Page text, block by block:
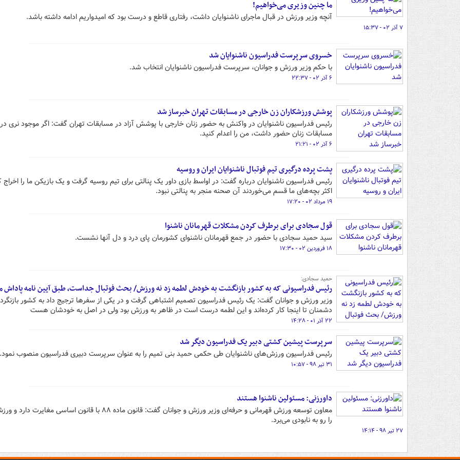
ما چنین وزیری می‌خواهیم!
آنچه وزیر ورزش در قبال ماجرای ناشنوایان داشت، رفتاری قاطع و درست بود که امیدواریم ادامه داشته باشد.
۷ آذر ۰۲ - ۱۵:۳۷
خسروی سرپرست فدراسیون ناشنوایان شد
با حکم وزیر ورزش و جوانان، سرپرست فدراسیون ناشنوایان انتخاب شد.
۶ آذر ۰۲ - ۲۲:۳۷
پوشش ورزشکاران زن خارجی در مسابقات تهران خبرساز شد
رئیس فدراسیون ناشنوایان در واکنش به حضور زنان خارجی با پوشش آزاد در مسابقات تهران گفت: اگر موجود نری در
مسابقات زنان حضور داشت، من را اعدام کنید.
۶ آذر ۰۲ - ۲۱:۲۱
پشت پرده درگیری تیم فوتبال ناشنوایان ایران و روسیه
رئیس فدراسیون ناشنوایان درباره گفت: در اواسط بازی داور یک پنالتی برای تیم روسیه گرفت و یک بازیکن ما را اخراج
اکثر بچه‌های ما قسم می‌خوردند آن صحنه منجر به پنالتی نبود.
۱۹ مرداد ۰۲ - ۱۷:۲۰
قول سجادی برای برطرف کردن مشکلات قهرمانان ناشنوا
سید حمید سجادی با حضور در جمع قهرمانان ناشنوای کشورمان پای درد و دل آنها نشست.
۱۸ فروردین ۰۲ - ۱۷:۳۰
حمید سجادی:
رئیس فدراسیونی که به کشور بازنگشت به خودش لطمه زد نه ورزش/ بحث فوتبال جداست، طبق آیین نامه
وزیر ورزش و جوانان گفت: یک رئیس فدراسیون تصمیم اشتباهی گرفت و در یکی از سفرها ترجیج داد به کشور
دشمنان تا اینجا کار کرده‌اند و این لطمه درست است در ظاهر به ورزش بود ولی در اصل به خودشان هست
۲۲ آذر ۰۱ - ۱۴:۲۸
سرپرست پیشین کشتی دبیر یک فدراسیون دیگر شد
رئیس فدراسیون ورزش‌های ناشنوایان طی حکمی حمید بنی تمیم را به عنوان سرپرست دبیری فدراسیون منصوب نمود.
۳۱ تیر ۹۸ - ۱۰:۵۷
داورزنی: مسئولین ناشنوا هستند
معاون توسعه ورزش قهرمانی و حرفه‌ای وزیر ورزش و جوانان گفت: قانون ماده ۸۸ با قانون اساسی
را رو به نابودی می‌برد.
۲۷ تیر ۹۸ - ۱۴:۱۴